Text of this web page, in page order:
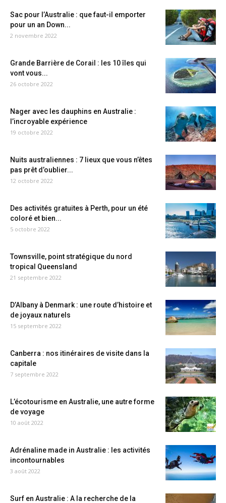
Sac pour l’Australie : que faut-il emporter
pour un an Down...
2 novembre 2022
Grande Barrière de Corail : les 10 îles qui
vont vous...
26 octobre 2022
Nager avec les dauphins en Australie :
l’incroyable expérience
19 octobre 2022
Nuits australiennes : 7 lieux que vous n’êtes
pas prêt d’oublier...
12 octobre 2022
Des activités gratuites à Perth, pour un été
coloré et bien...
5 octobre 2022
Townsville, point stratégique du nord
tropical Queensland
21 septembre 2022
D’Albany à Denmark : une route d’histoire et
de joyaux naturels
15 septembre 2022
Canberra : nos itinéraires de visite dans la
capitale
7 septembre 2022
L’écotourisme en Australie, une autre forme
de voyage
10 août 2022
Adrénaline made in Australie : les activités
incontournables
3 août 2022
Surf en Australie : A la recherche de la